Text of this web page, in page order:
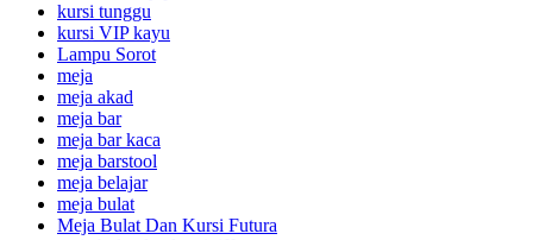
kursi tunggu
kursi VIP kayu
Lampu Sorot
meja
meja akad
meja bar
meja bar kaca
meja barstool
meja belajar
meja bulat
Meja Bulat Dan Kursi Futura